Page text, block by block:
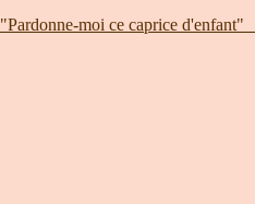
"Pardonne-moi ce caprice d'enfant"